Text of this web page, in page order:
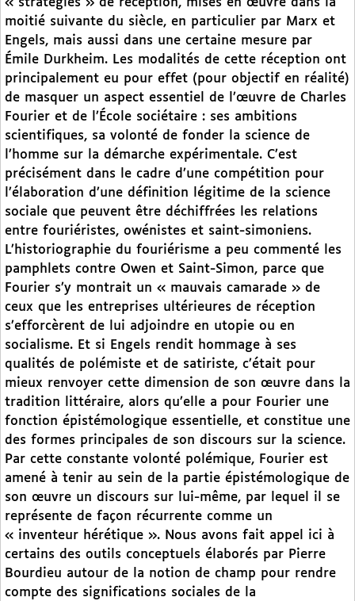
« stratégies » de réception, mises en œuvre dans la
moitié suivante du siècle, en particulier par Marx et
Engels, mais aussi dans une certaine mesure par
Émile Durkheim. Les modalités de cette réception ont
principalement eu pour effet (pour objectif en réalité)
de masquer un aspect essentiel de l’œuvre de Charles
Fourier et de l’École sociétaire : ses ambitions
scientifiques, sa volonté de fonder la science de
l’homme sur la démarche expérimentale. C’est
précisément dans le cadre d’une compétition pour
l’élaboration d’une définition légitime de la science
sociale que peuvent être déchiffrées les relations
entre fouriéristes, owénistes et saint-simoniens.
L’historiographie du fouriérisme a peu commenté les
pamphlets contre Owen et Saint-Simon, parce que
Fourier s’y montrait un « mauvais camarade » de
ceux que les entreprises ultérieures de réception
s’efforcèrent de lui adjoindre en utopie ou en
socialisme. Et si Engels rendit hommage à ses
qualités de polémiste et de satiriste, c’était pour
mieux renvoyer cette dimension de son œuvre dans la
tradition littéraire, alors qu’elle a pour Fourier une
fonction épistémologique essentielle, et constitue une
des formes principales de son discours sur la science.
Par cette constante volonté polémique, Fourier est
amené à tenir au sein de la partie épistémologique de
son œuvre un discours sur lui-même, par lequel il se
représente de façon récurrente comme un
« inventeur hérétique ». Nous avons fait appel ici à
certains des outils conceptuels élaborés par Pierre
Bourdieu autour de la notion de champ pour rendre
compte des significations sociales de la